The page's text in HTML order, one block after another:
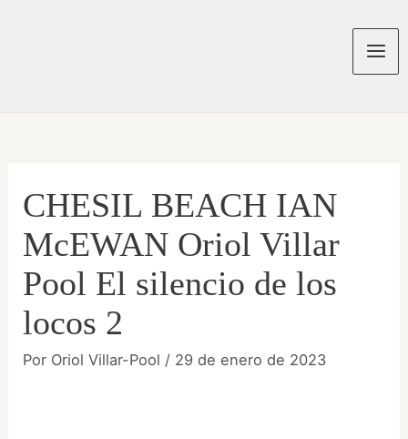
CHESIL BEACH IAN
McEWAN Oriol Villar
Pool El silencio de los
locos 2
Por Oriol Villar-Pool / 29 de enero de 2023